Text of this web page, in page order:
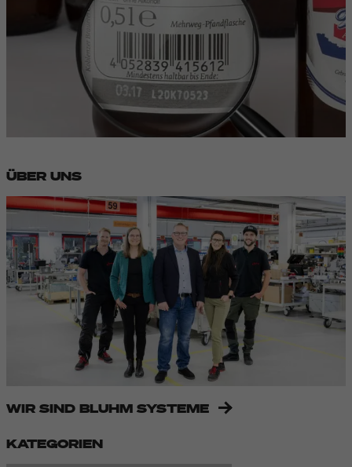
ÜBER UNS
WIR SIND BLUHM SYSTEME
KATEGORIEN